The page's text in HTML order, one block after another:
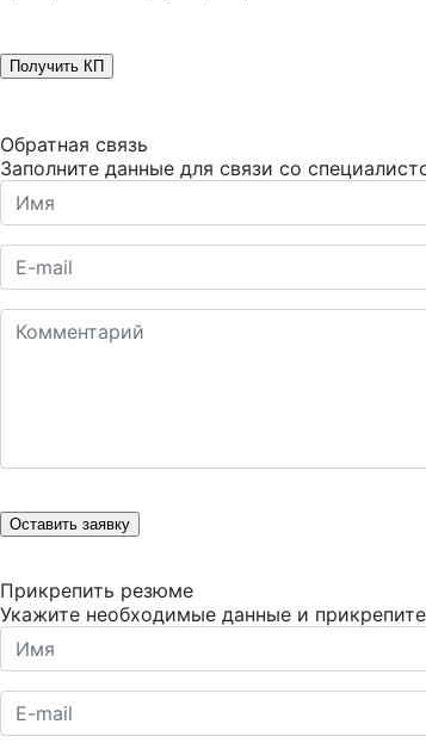
Получить КП
Обратная связь
Заполните данные для связи со
Оставить заявку
Прикрепить резюме
Укажите необходимые данные и